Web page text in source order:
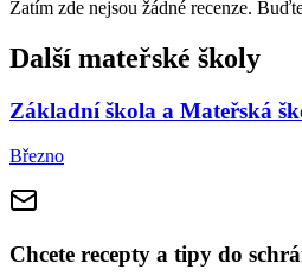
Zatím zde nejsou žádné recenze.
Další mateřské školy
Základní škola a Mateřská
Březno
Chcete recepty a tipy do